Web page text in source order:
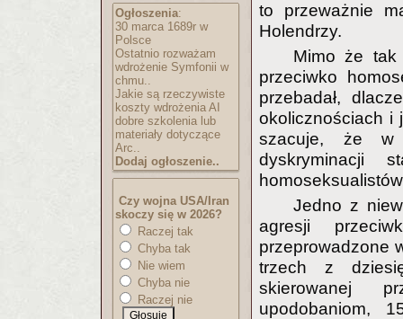
Ogłoszenia:
30 marca 1689r w
Polsce
Ostatnio rozważam
wdrożenie Symfonii w
chmu..
Jakie są rzeczywiste
koszty wdrożenia AI
dobre szkolenia lub
materiały dotyczące
Arc..
Dodaj ogłoszenie..
Czy wojna USA/Iran
skoczy się w 2026?
Raczej tak
Chyba tak
Nie wiem
Chyba nie
Raczej nie
to przeważnie
Holendrzy.
Mimo że tak
przeciwko
przebadał,
okolicznościach i
szacuje, że w
dyskryminacji
Jedno z
agresji
przeprowadzone
trzech z
skierowanej
upodobaniom,